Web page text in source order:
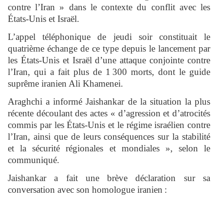
contre l’Iran » dans le contexte du conflit avec les
États-Unis et Israël.
L’appel téléphonique de jeudi soir constituait le
quatrième échange de ce type depuis le lancement par
les États-Unis et Israël d’une attaque conjointe contre
l’Iran, qui a fait plus de 1 300 morts, dont le guide
suprême iranien Ali Khamenei.
Araghchi a informé Jaishankar de la situation la plus
récente découlant des actes « d’agression et d’atrocités
commis par les États-Unis et le régime israélien contre
l’Iran, ainsi que de leurs conséquences sur la stabilité
et la sécurité régionales et mondiales », selon le
communiqué.
Jaishankar a fait une brève déclaration sur sa
conversation avec son homologue iranien :